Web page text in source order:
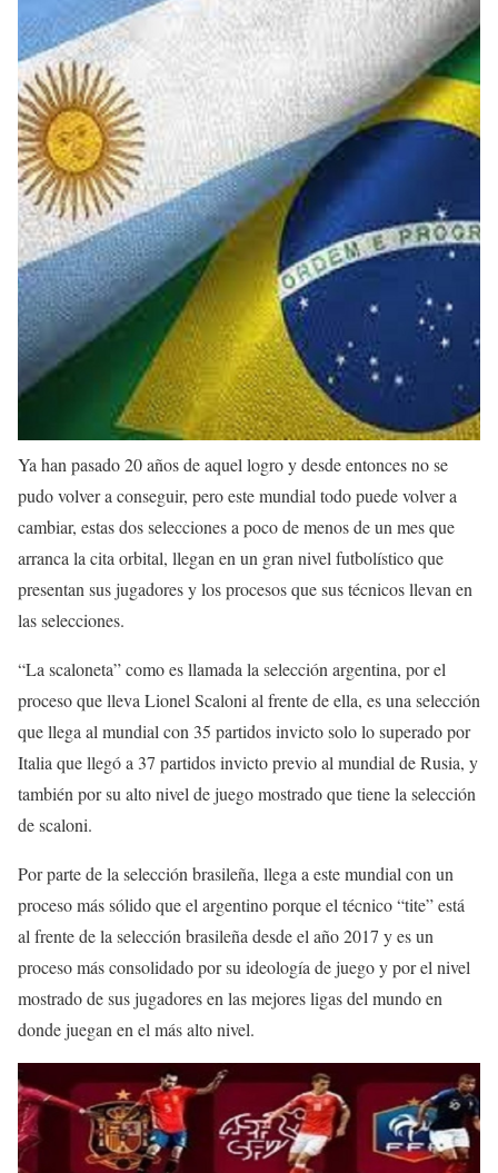
Ya han pasado 20 años de aquel logro y desde entonces no se
pudo volver a conseguir, pero este mundial todo puede volver a
cambiar, estas dos selecciones a poco de menos de un mes que
arranca la cita orbital, llegan en un gran nivel futbolístico que
presentan sus jugadores y los procesos que sus técnicos llevan en
las selecciones.
“La scaloneta” como es llamada la selección argentina, por el
proceso que lleva Lionel Scaloni al frente de ella, es una selección
que llega al mundial con 35 partidos invicto solo lo superado por
Italia que llegó a 37 partidos invicto previo al mundial de Rusia, y
también por su alto nivel de juego mostrado que tiene la selección
de scaloni.
Por parte de la selección brasileña, llega a este mundial con un
proceso más sólido que el argentino porque el técnico “tite” está
al frente de la selección brasileña desde el año 2017 y es un
proceso más consolidado por su ideología de juego y por el nivel
mostrado de sus jugadores en las mejores ligas del mundo en
donde juegan en el más alto nivel.